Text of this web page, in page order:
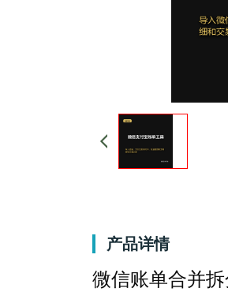
产品详情
微信账单合并